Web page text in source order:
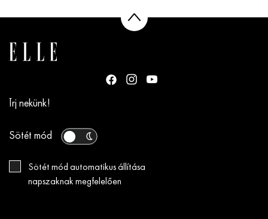
Írj nekünk!
Sötét mód
Sötét mód automatikus állítása
napszaknak megfelelően